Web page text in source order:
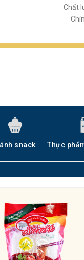
Chất
snack Thực